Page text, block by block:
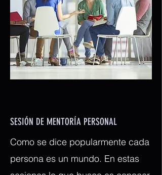
SESIÓN DE MENTORÍA PERSONAL
Como se dice popularmente cada
persona es un mundo. En estas